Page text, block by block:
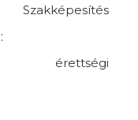
Szakképesítés
érettségi